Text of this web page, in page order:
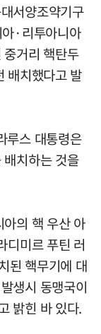
서양조약기구
·리투아니아
거리 핵탄두
배치했다고 발
루스 대통령은
치하는 것을
의 핵 우산 아
디미르 푸틴 러
된 핵무기에 대
생시 동맹국이
밝힌 바 있다.